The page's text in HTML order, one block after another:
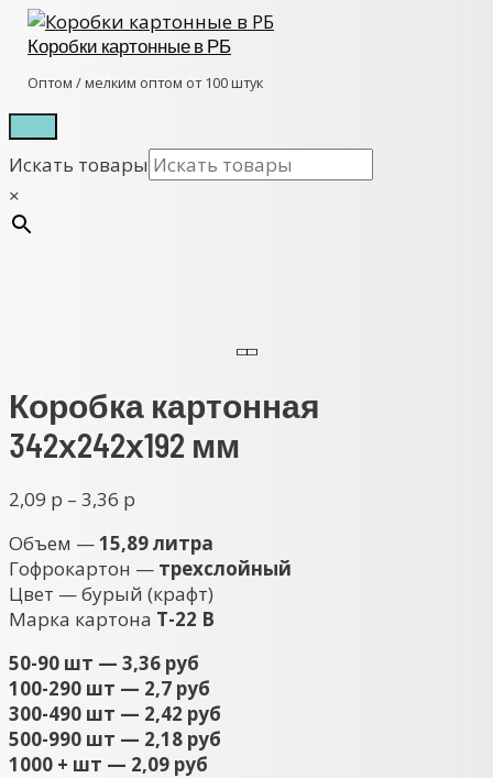
Перейти
Коробки картонные в РБ
Оптом / мелким оптом от 100 штук
Главное
меню
Искать товары
×
Коробка картонная
342х242х192 мм
2,09 р – 3,36 р
2,09 р
–
3,36 р
Объем —15,89 литра
Гофрокартон — трехслойный
Цвет — бурый (крафт)
Марка картона Т-22 В
50-90 шт — 3,36 руб
100-290 шт — 2,7 руб
300-490 шт — 2,42 руб
500-990 шт — 2,18 руб
1000 + шт — 2,09 руб